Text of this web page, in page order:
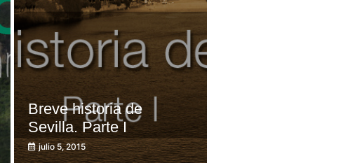
Breve historia de
Sevilla. Parte I
julio 5, 2015